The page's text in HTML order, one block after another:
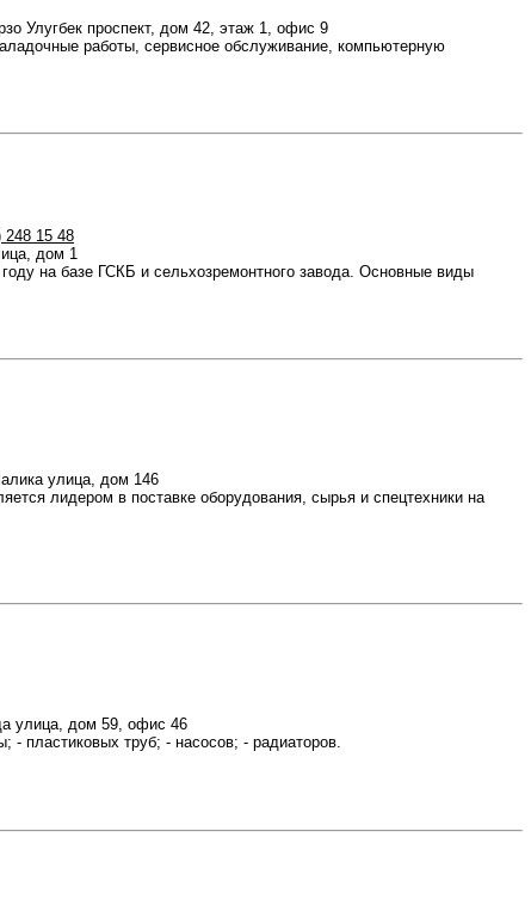
Улугбек проспект, дом 42, этаж 1, офис 9
работы, сервисное обслуживание, компьютерную
248 15 48
дом 1
на базе ГСКБ и сельхозремонтного завода. Основные виды
улица, дом 146
лидером в поставке оборудования, сырья и спецтехники на
улица, дом 59, офис 46
- пластиковых труб; - насосов; - радиаторов.